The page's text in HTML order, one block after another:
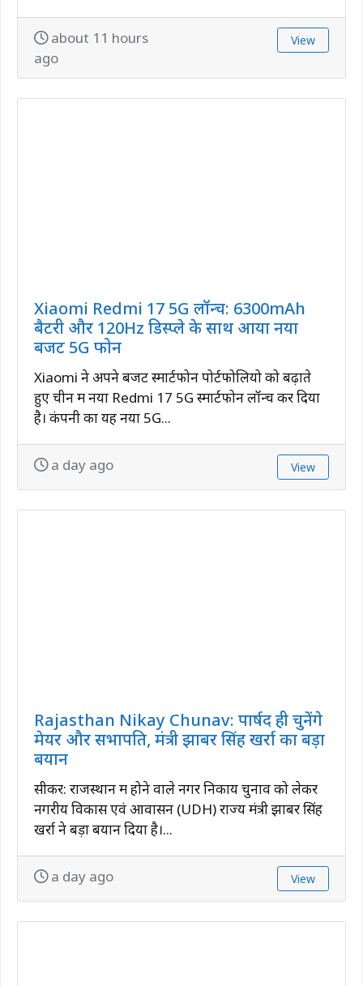
about 11 hours
ago
View
Xiaomi Redmi 17 5G लॉन्च: 6300mAh
बैटरी और 120Hz डिस्प्ले के साथ आया नया
बजट 5G फोन
Xiaomi ने अपने बजट स्मार्टफोन पोर्टफोलियो को बढ़ाते
हुए चीन में नया Redmi 17 5G स्मार्टफोन लॉन्च कर दिया
है। कंपनी का यह नया 5G...
a day ago View
Rajasthan Nikay Chunav: पार्षद ही चुनेंगे
मेयर और सभापति, मंत्री झाबर सिंह खर्रा का बड़ा
बयान
सीकर: राजस्थान में होने वाले नगर निकाय चुनाव को लेकर
नगरीय विकास एवं आवासन (UDH) राज्य मंत्री झाबर सिंह
खर्रा ने बड़ा बयान दिया है।...
a day ago View